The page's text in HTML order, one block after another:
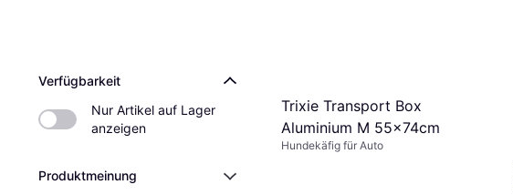
Verfügbarkeit
Nur Artikel auf Lager
anzeigen
Produktmeinung
Trixie Transport Box
Aluminium M 55x74cm
Hundekäfig für Auto